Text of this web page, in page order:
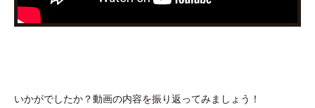
いかがでしたか？動画の内容を振り返ってみましょう！